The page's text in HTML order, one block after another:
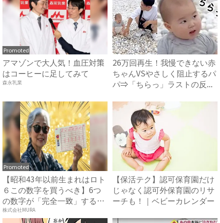
Promoted
アマゾンで大人気！血圧対策
はコーヒーに足してみて
森永乳業
26万回再生！我慢できない赤
ちゃんVSやさしく阻止するパ
パ⇒「ちらっ」ラストの反...
Promoted
【昭和43年以前生まれはロト
６この数字を買うべき】6つ
の数字が「完全一致」する
方...
株式会社MURA
【保活テク】認可保育園だけ
じゃなく認可外保育園のリサ
ーチも！｜ベビーカレンダー